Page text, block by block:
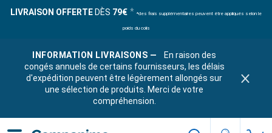
LIVRAISON OFFERTE DÈS 79€ *des frais supplémentaires peuvent être appliqués selon le
poids du colis
INFORMATION LIVRAISONS —
En raison des
congés annuels de certains fournisseurs, les délais
d'expédition peuvent être légèrement allongés sur
une sélection de produits. Merci de votre
compréhension.